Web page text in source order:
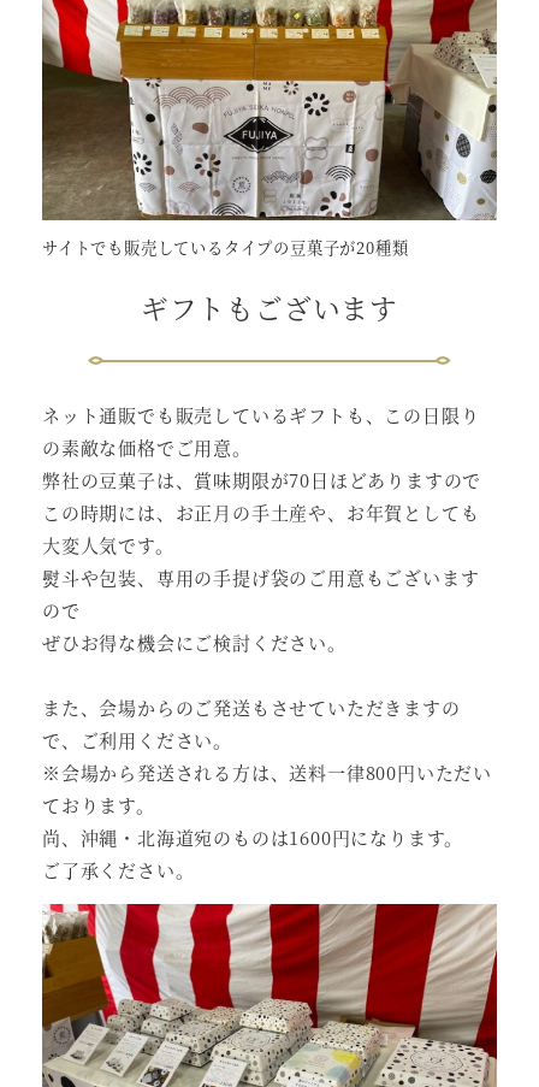
サイトでも販売しているタイプの豆菓子が20種類
ギフトもございます
ネット通販でも販売しているギフトも、この日限り
の素敵な価格でご用意。
弊社の豆菓子は、賞味期限が70日ほどありますので
この時期には、お正月の手土産や、お年賀としても
大変人気です。
熨斗や包装、専用の手提げ袋のご用意もございます
ので
ぜひお得な機会にご検討ください。
また、会場からのご発送もさせていただきますの
で、ご利用ください。
※会場から発送される方は、送料一律800円いただい
ております。
尚、沖縄・北海道宛のものは1600円になります。
ご了承ください。